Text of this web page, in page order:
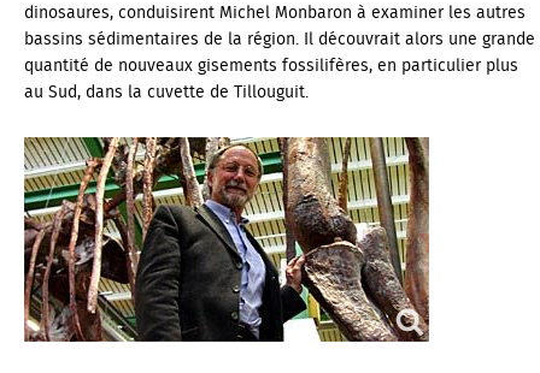
dinosaures, conduisirent Michel Monbaron à examiner les autres
bassins sédimentaires de la région. Il découvrait alors une grande
quantité de nouveaux gisements fossilifères, en particulier plus
au Sud, dans la cuvette de Tillouguit.